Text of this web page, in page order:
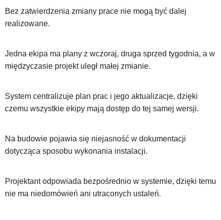
Bez zatwierdzenia zmiany prace nie mogą być dalej
realizowane.
Jedna ekipa ma plany z wczoraj, druga sprzed tygodnia, a w
międzyczasie projekt uległ małej zmianie.
System centralizuje plan prac i jego aktualizacje, dzięki
czemu wszystkie ekipy mają dostęp do tej samej wersji.
Na budowie pojawia się niejasność w dokumentacji
dotycząca sposobu wykonania instalacji.
Projektant odpowiada bezpośrednio w systemie, dzięki temu
nie ma niedomówień ani utraconych ustaleń.